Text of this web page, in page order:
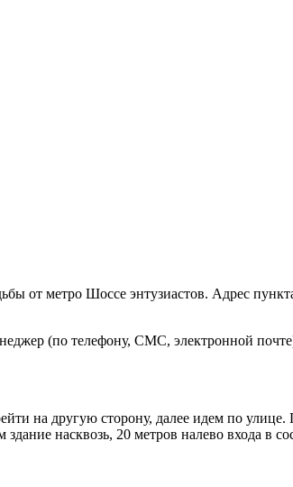
от метро Шоссе энтузиастов. Адрес
(по телефону, СМС, электронной
на другую сторону, далее идем по улице.
насквозь, 20 метров налево входа в